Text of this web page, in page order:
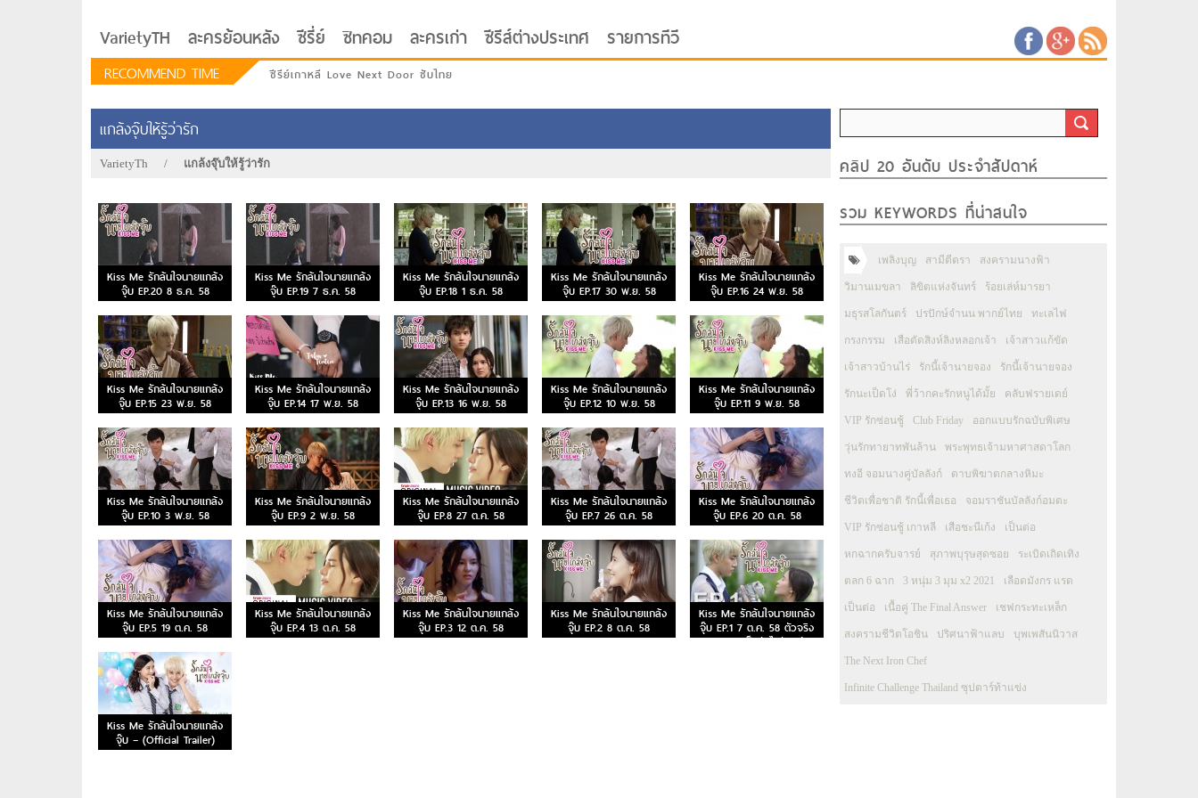
VarietyTH ละครย้อนหลัง ซีรี่ย์ ซิทคอม ละครเก่า ซีรีส์ต่างประเทศ รายการทีวี
RECOMMEND TIME ซีรีย์เกาหลี Love Next Door ซับไทย
รักอยู่ประตูถัดไป
แกล้งจุ๊บให้รู้ว่ารัก
VarietyTh / แกล้งจุ๊บให้รู้ว่ารัก
Kiss Me รักล้นใจนายแกล้ง
จุ๊บ EP.20 8 ธ.ค. 58
Kiss Me รักล้นใจนายแกล้ง
จุ๊บ EP.19 7 ธ.ค. 58
Kiss Me รักล้นใจนายแกล้ง
จุ๊บ EP.18 1 ธ.ค. 58
Kiss Me รักล้นใจนายแกล้ง
จุ๊บ EP.17 30 พ.ย. 58
Kiss Me รักล้นใจนายแกล้ง
จุ๊บ EP.16 24 พ.ย. 58
Kiss Me รักล้นใจนายแกล้ง
จุ๊บ EP.15 23 พ.ย. 58
Kiss Me รักล้นใจนายแกล้ง
จุ๊บ EP.14 17 พ.ย. 58
Kiss Me รักล้นใจนายแกล้ง
จุ๊บ EP.13 16 พ.ย. 58
Kiss Me รักล้นใจนายแกล้ง
จุ๊บ EP.12 10 พ.ย. 58
Kiss Me รักล้นใจนายแกล้ง
จุ๊บ EP.11 9 พ.ย. 58
Kiss Me รักล้นใจนายแกล้ง
จุ๊บ EP.10 3 พ.ย. 58
Kiss Me รักล้นใจนายแกล้ง
จุ๊บ EP.9 2 พ.ย. 58
Kiss Me รักล้นใจนายแกล้ง
จุ๊บ EP.8 27 ต.ค. 58
Kiss Me รักล้นใจนายแกล้ง
จุ๊บ EP.7 26 ต.ค. 58
Kiss Me รักล้นใจนายแกล้ง
จุ๊บ EP.6 20 ต.ค. 58
Kiss Me รักล้นใจนายแกล้ง
จุ๊บ EP.5 19 ต.ค. 58
Kiss Me รักล้นใจนายแกล้ง
จุ๊บ EP.4 13 ต.ค. 58
Kiss Me รักล้นใจนายแกล้ง
จุ๊บ EP.3 12 ต.ค. 58
Kiss Me รักล้นใจนายแกล้ง
จุ๊บ EP.2 8 ต.ค. 58
Kiss Me รักล้นใจนายแกล้ง
จุ๊บ EP.1 7 ต.ค. 58 ตัวจริง
ของเธอเป็นยังไงกันแน่
Kiss Me รักล้นใจนายแกล้ง
จุ๊บ – (Official Trailer)
คลิป 20 อันดับ ประจำสัปดาห์
รวม KEYWORDS ที่น่าสนใจ
เพลิงบุญ สามีตีตรา สงครามนางฟ้า
วิมานเมขลา ลิขิตแห่งจันทร์ ร้อยเล่ห์มารยา
มธุรสโลกันตร์ ปรปักษ์จำนน พากย์ไทย ทะเลไฟ
กรงกรรม เสือตัดสิงห์ลิงหลอกเจ้า เจ้าสาวแก้ขัด
เจ้าสาวบ้านไร่ รักนี้เจ้านายจอง รักนี้เจ้านายจอง
รักนะเป็ดโง่ พี่ว้ากคะรักหนูได้มั้ย คลับฟรายเดย์
VIP รักซ่อนชู้ Club Friday ออกแบบรักฉบับพิเศษ
วุ่นรักทายาทพันล้าน พระพุทธเจ้ามหาศาสดาโลก
ทงอี จอมนางคู่บัลลังก์ ดาบพิฆาตกลางหิมะ
ชีวิตเพื่อชาติ รักนี้เพื่อเธอ จอมราชันบัลลังก์อมตะ
VIP รักซ่อนชู้ เกาหลี เสือชะนีเก้ง เป็นต่อ
หกฉากครับจารย์ สุภาพบุรุษสุดซอย ระเบิดเถิดเทิง
ตลก 6 ฉาก 3 หนุ่ม 3 มุม x2 2021 เลือดมังกร แรด
เป็นต่อ เนื้อคู่ The Final Answer เชฟกระทะเหล็ก
สงครามชีวิตโอชิน ปริศนาฟ้าแลบ บุพเพสันนิวาส
The Next Iron Chef
Infinite Challenge Thailand ซุปตาร์ท้าแข่ง